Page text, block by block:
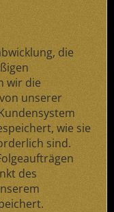
die
wir die
unserer
wie sie
sind.
des